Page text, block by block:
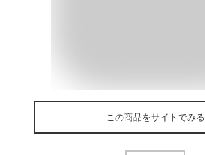
この商品をサイトでみる